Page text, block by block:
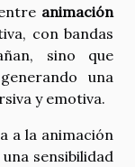
animación
con bandas
sino que
una
y emotiva.
a la animación
sensibilidad